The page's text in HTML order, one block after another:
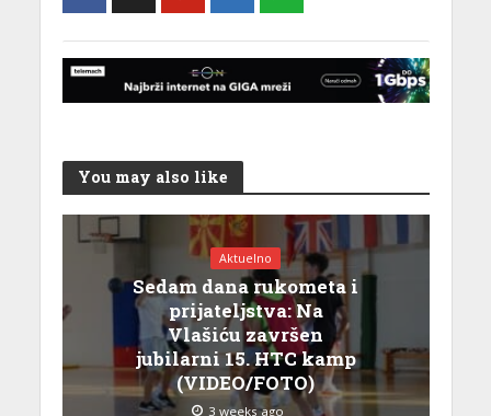
You may also like
Aktuelno
Sedam dana rukometa i
prijateljstva: Na
Vlašiću završen
jubilarni 15. HTC kamp
(VIDEO/FOTO)
3 weeks ago